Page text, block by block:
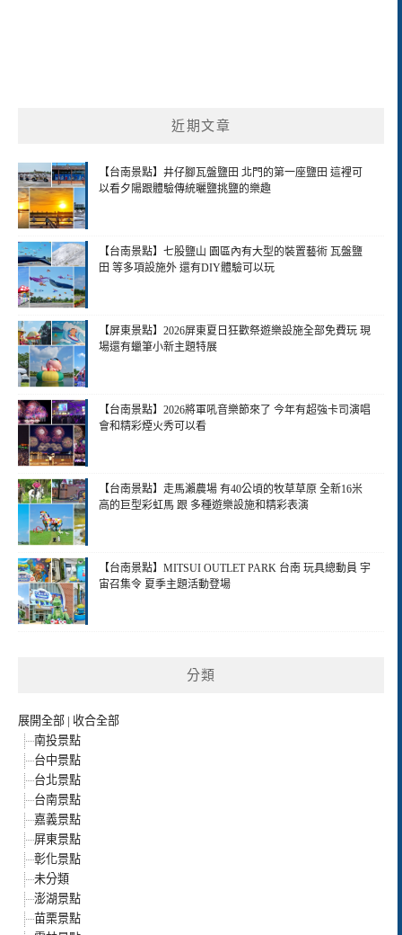
近期文章
【台南景點】井仔腳瓦盤鹽田 北門的第一座鹽田 這裡可
以看夕陽跟體驗傳統曬鹽挑鹽的樂趣
【台南景點】七股鹽山 園區內有大型的裝置藝術 瓦盤鹽
田 等多項設施外 還有DIY體驗可以玩
【屏東景點】2026屏東夏日狂歡祭遊樂設施全部免費玩 現
場還有蠟筆小新主題特展
【台南景點】2026將軍吼音樂節來了 今年有超強卡司演唱
會和精彩煙火秀可以看
【台南景點】走馬瀨農場 有40公頃的牧草草原 全新16米
高的巨型彩虹馬 跟 多種遊樂設施和精彩表演
【台南景點】MITSUI OUTLET PARK 台南 玩具總動員 宇
宙召集令 夏季主題活動登場
分類
展開全部 | 收合全部
南投景點
台中景點
台北景點
台南景點
嘉義景點
屏東景點
彰化景點
未分類
澎湖景點
苗栗景點